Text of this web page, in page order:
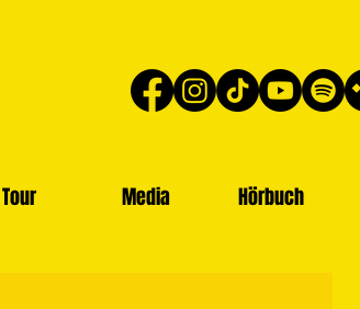
Tour Media Hörbuch